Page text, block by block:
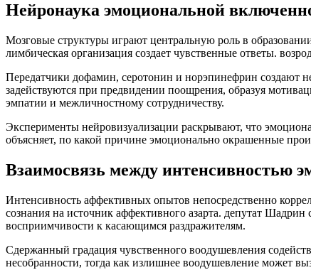
Нейронаука эмоциональной
Мозговые структуры играют центральную роль в
лимбическая организация создает чувственные ответы.
Передатчики дофамин, серотонин и норэпинефрин создают
задействуются при предвидении поощрения, образуя
эмпатии и межличностному сотрудничеству.
Эксперименты нейровизуализации раскрывают, что
объясняет, по какой причине эмоционально окрашенные
Взаимосвязь между интенсивностью
Интенсивность аффективных опытов непосредственно
сознания на источник аффективного азарта. депутат
восприимчивости к касающимся раздражителям.
Сдержанный градация чувственного воодушевления
несобранности, тогда как излишнее воодушевление может